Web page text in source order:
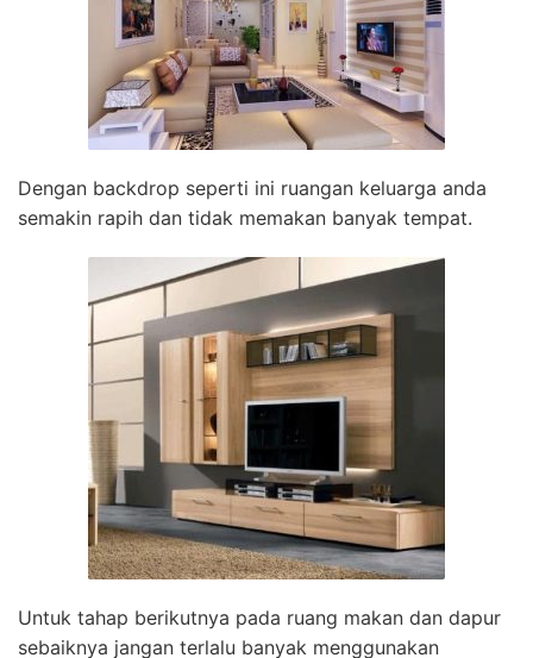
Dengan backdrop seperti ini ruangan keluarga anda
semakin rapih dan tidak memakan banyak tempat.
Untuk tahap berikutnya pada ruang makan dan dapur
sebaiknya jangan terlalu banyak menggunakan